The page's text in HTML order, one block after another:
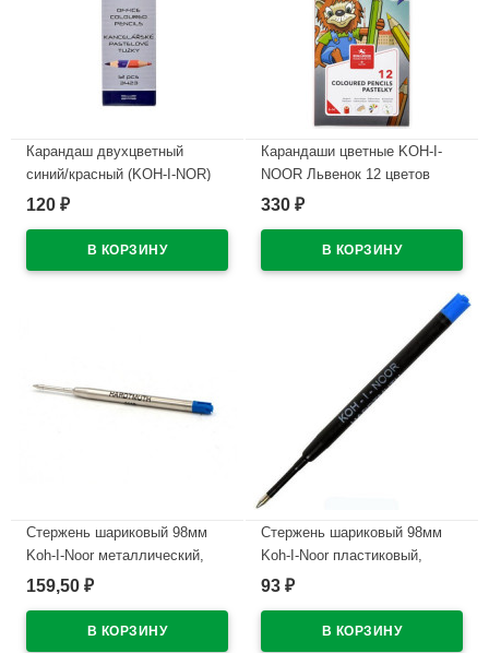
Карандаш двухцветный
синий/красный (KOH-I-NOR)
3,8мм арт.3423 (Ст.12)
120 ₽
Карандаши цветные KOH-I-
NOOR Львенок 12 цветов
арт.3552012034KS
330 ₽
Стержень шариковый 98мм
Koh-I-Noor металлический,
0,8мм, синий арт.4442Е
159,50 ₽
Стержень шариковый 98мм
Koh-I-Noor пластиковый,
0,8мм, синий арт.4441Е
93 ₽